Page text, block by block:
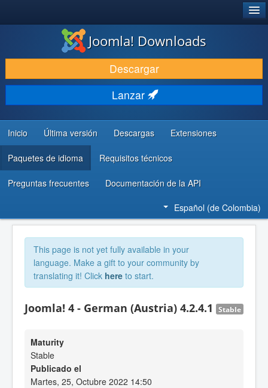
DESCARGAR
DESCUBRE Y APRENDE
COMUNIDAD Y AYUDA
RECURSOS PARA DESARROLLADORES
Joomla! Downloads
Descargar
Lanzar
Inicio Última versión Descargas Extensiones
Paquetes de idioma Requisitos técnicos
Preguntas frecuentes Documentación de la API
Español (de Colombia)
This page is not yet fully available in your
language. Make a gift to your community by
translating it! Click here to start.
Joomla! 4 - German (Austria) 4.2.4.1 Stable
Maturity
Stable
Publicado el
Martes, 25, Octubre 2022 14:50